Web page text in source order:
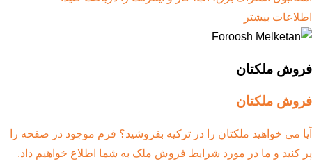
اطلاعات بیشتر
فروش ملکتان
فروش ملکتان
آیا می خواهید ملکتان را در ترکیه بفروشید؟ فرم موجود در صفحه را
پر کنید و ما در مورد شرایط فروش ملک به شما اطلاع خواهیم داد.